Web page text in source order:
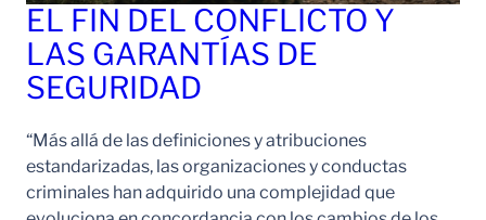
EL FIN DEL CONFLICTO Y
LAS GARANTÍAS DE
SEGURIDAD
“Más allá de las definiciones y atribuciones
estandarizadas, las organizaciones y conductas
criminales han adquirido una complejidad que